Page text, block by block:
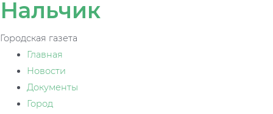
Нальчик
Городская газета
Главная
Новости
Документы
Город